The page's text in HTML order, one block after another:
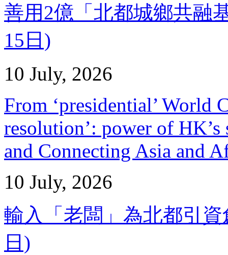
善用2億「北都城鄉共融
15日)
10 July, 2026
From ‘presidential’ World
resolution’: power of
and Connecting Asia and
10 July, 2026
輸入「老闆」為北都引
日)